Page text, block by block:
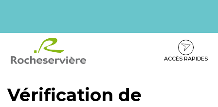
contenu
pied
ACCÈS RAPIDES
Vérification de